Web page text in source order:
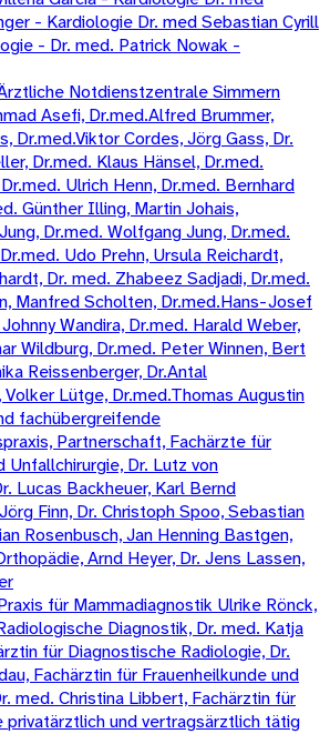
- Kardiologie Dr. med Sebastian Cyrill
- Dr. med. Patrick Nowak -
Notdienstzentrale Simmern
Asefi, Dr.med.Alfred Brummer,
Dr.med.Viktor Cordes, Jörg Gass, Dr.
Dr.med. Klaus Hänsel, Dr.med.
Ulrich Henn, Dr.med. Bernhard
Günther Illing, Martin Johais,
Dr.med. Wolfgang Jung, Dr.med.
Udo Prehn, Ursula Reichardt,
Dr. med. Zhabeez Sadjadi, Dr.med.
Manfred Scholten, Dr.med.Hans-Josef
Wandira, Dr.med. Harald Weber,
Wildburg, Dr.med. Peter Winnen, Bert
Reissenberger, Dr.Antal
Volker Lütge, Dr.med.Thomas Augustin
fachübergreifende
Partnerschaft, Fachärzte für
Unfallchirurgie, Dr. Lutz von
Lucas Backheuer, Karl Bernd
Finn, Dr. Christoph Spoo, Sebastian
Rosenbusch, Jan Henning Bastgen,
Arnd Heyer, Dr. Jens Lassen,
für Mammadiagnostik Ulrike Rönck,
Diagnostik, Dr. med. Katja
für Diagnostische Radiologie, Dr.
Fachärztin für Frauenheilkunde und
med. Christina Libbert, Fachärztin für
privatärztlich und vertragsärztlich tätig